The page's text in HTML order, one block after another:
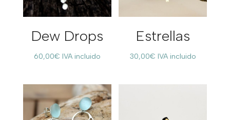
Dew Drops
60,00€ IVA incluido
Estrellas
30,00€ IVA incluido